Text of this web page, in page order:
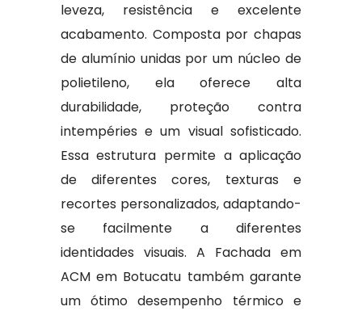
leveza, resistência e excelente
acabamento. Composta por chapas
de alumínio unidas por um núcleo de
polietileno, ela oferece alta
durabilidade, proteção contra
intempéries e um visual sofisticado.
Essa estrutura permite a aplicação
de diferentes cores, texturas e
recortes personalizados, adaptando-
se facilmente a diferentes
identidades visuais. A Fachada em
ACM em Botucatu também garante
um ótimo desempenho térmico e